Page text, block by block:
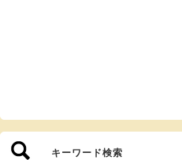
キーワード検索